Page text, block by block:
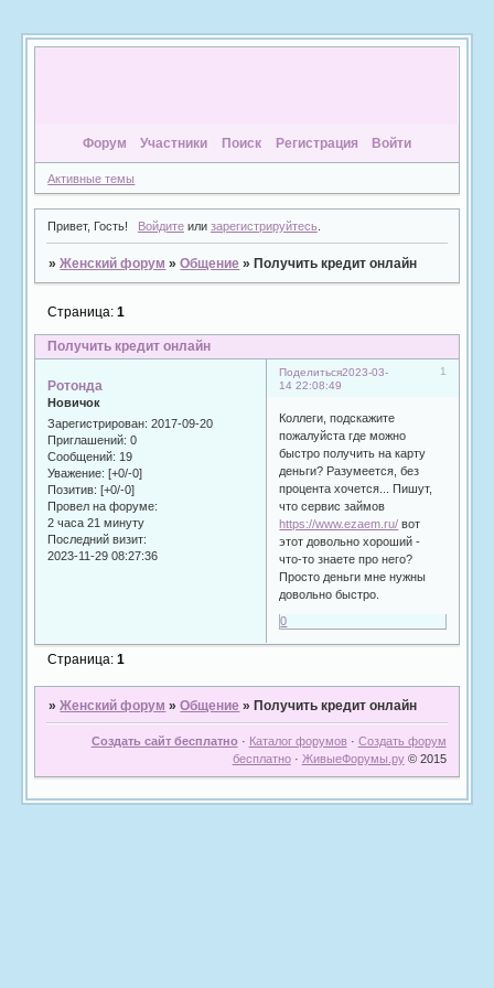
Форум Участники Поиск Регистрация Войти
Активные темы
Привет, Гость! Войдитеили зарегистрируйтесь.
»Женский форум »Общение » Получить кредит онлайн
Получить кредит онлайн
Страница:1
Поделиться 1
2023-03-
14 22:08:49
Ротонда
Новичок
Зарегистрирован: 2017-09-20
Приглашений: 0
Сообщений: 19
Уважение: [+0/-0]
Позитив: [+0/-0]
Провел на форуме:
2 часа 21 минуту
Последний визит:
2023-11-29 08:27:36
Коллеги, подскажите
пожалуйста где можно
быстро получить на карту
деньги? Разумеется, без
процента хочется... Пишут,
что сервис займов
https://www.ezaem.ru/ вот
этот довольно хороший -
что-то знаете про него?
Просто деньги мне нужны
довольно быстро.
0
Страница:1
»Женский форум »Общение » Получить кредит онлайн
Создать сайт бесплатно· Каталог форумов· Создать форум
бесплатно· ЖивыеФорумы.ру© 2015